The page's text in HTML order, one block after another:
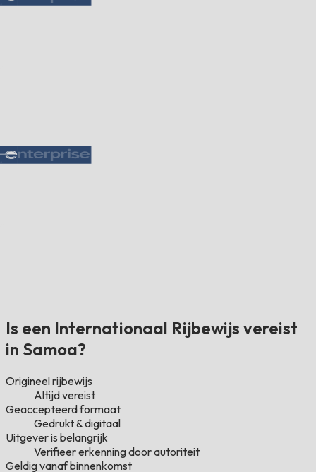
Is een Internationaal Rijbewijs vereist
in Samoa?
Origineel rijbewijs
Altijd vereist
Geaccepteerd formaat
Gedrukt & digitaal
Uitgever is belangrijk
Verifieer erkenning door autoriteit
Geldig vanaf binnenkomst